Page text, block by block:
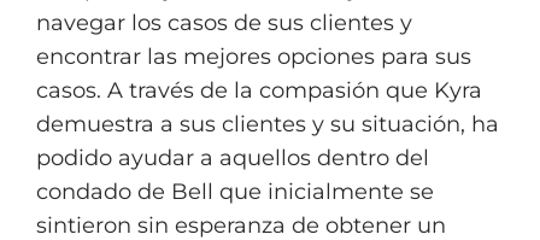
navegar los casos de sus clientes y
encontrar las mejores opciones para sus
casos. A través de la compasión que Kyra
demuestra a sus clientes y su situación, ha
podido ayudar a aquellos dentro del
condado de Bell que inicialmente se
sintieron sin esperanza de obtener un